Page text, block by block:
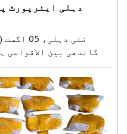
دہلی ایئرپورٹ
گاندھی بین الاقوامی
معاملے کا پردہ فاش
گرفتار کیا ہے۔ ان کے